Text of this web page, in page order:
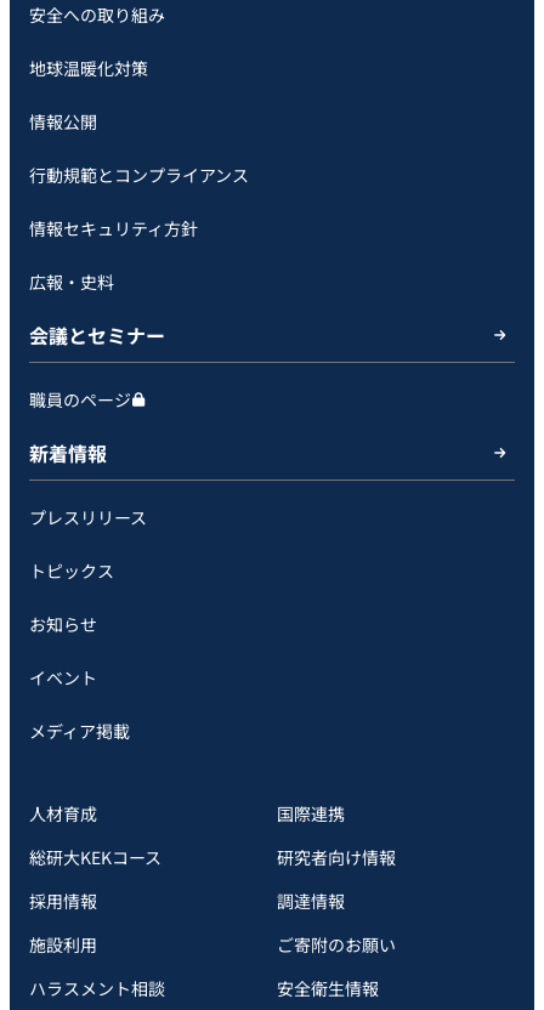
安全への取り組み
地球温暖化対策
情報公開
行動規範とコンプライアンス
情報セキュリティ方針
広報・史料
会議とセミナー
職員のページ
新着情報
プレスリリース
トピックス
お知らせ
イベント
メディア掲載
人材育成
国際連携
総研大KEKコース
研究者向け情報
採用情報
調達情報
施設利用
ご寄附のお願い
ハラスメント相談
安全衛⽣情報